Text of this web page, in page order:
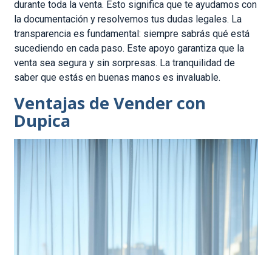
durante toda la venta. Esto significa que te ayudamos con
la documentación y resolvemos tus dudas legales. La
transparencia es fundamental: siempre sabrás qué está
sucediendo en cada paso. Este apoyo garantiza que la
venta sea segura y sin sorpresas. La tranquilidad de
saber que estás en buenas manos es invaluable.
Ventajas de Vender con
Dupica